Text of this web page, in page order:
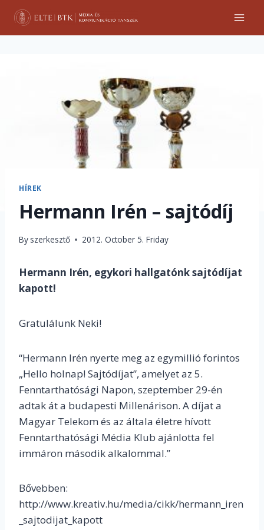
Skip
content
HÍREK
Hermann Irén – sajtódíj
By szerkesztő 2012. October 5. Friday
Hermann Irén, egykori hallgatónk sajtódíjat
kapott!
Gratulálunk Neki!
“Hermann Irén nyerte meg az egymillió forintos
„Hello holnap! Sajtódíjat”, amelyet az 5.
Fenntarthatósági Napon, szeptember 29-én
adtak át a budapesti Millenárison. A díjat a
Magyar Telekom és az általa életre hívott
Fenntarthatósági Média Klub ajánlotta fel
immáron második alkalommal.”
Bővebben:
http://www.kreativ.hu/media/cikk/hermann_iren
_sajtodijat_kapott